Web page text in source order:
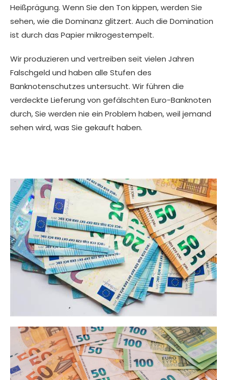
Heißprägung. Wenn Sie den Ton kippen, werden Sie
sehen, wie die Dominanz glitzert. Auch die Domination
ist durch das Papier mikrogestempelt.
Wir produzieren und vertreiben seit vielen Jahren
Falschgeld und haben alle Stufen des
Banknotenschutzes untersucht. Wir führen die
verdeckte Lieferung von gefälschten Euro-Banknoten
durch, Sie werden nie ein Problem haben, weil jemand
sehen wird, was Sie gekauft haben.